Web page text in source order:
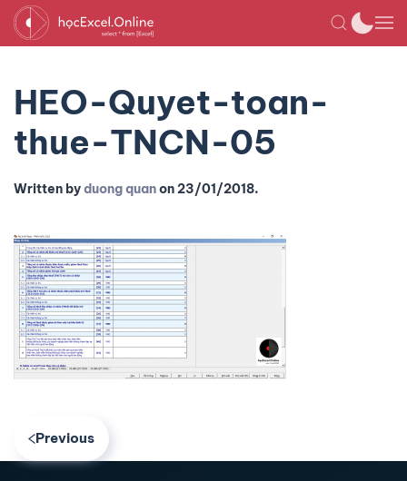
HEO-Quyet-toan-
thue-TNCN-05
Written byduong quanon23/01/2018.
Previous